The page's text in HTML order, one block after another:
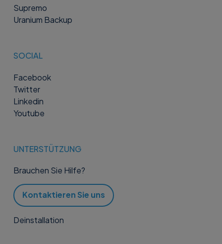
Supremo
Uranium Backup
SOCIAL
Facebook
Twitter
Linkedin
Youtube
UNTERSTÜTZUNG
Brauchen Sie Hilfe?
Kontaktieren Sie uns
Deinstallation